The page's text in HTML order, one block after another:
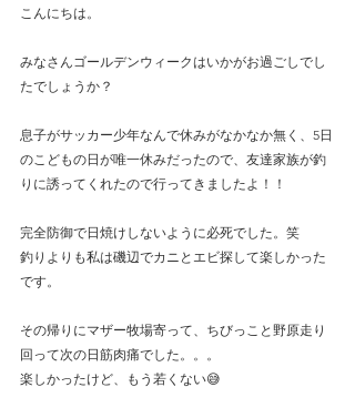
こんにちは。
みなさんゴールデンウィークはいかがお過ごしでし
たでしょうか？
息子がサッカー少年なんで休みがなかなか無く、5日
のこどもの日が唯一休みだったので、友達家族が釣
りに誘ってくれたので行ってきましたよ！！
完全防御で日焼けしないように必死でした。笑
釣りよりも私は磯辺でカニとエビ探して楽しかった
です。
その帰りにマザー牧場寄って、ちびっこと野原走り
回って次の日筋肉痛でした。。。
楽しかったけど、もう若くない😅